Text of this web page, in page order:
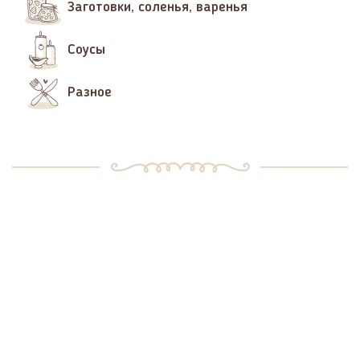
Заготовки, соленья, варенья
Соусы
Разное